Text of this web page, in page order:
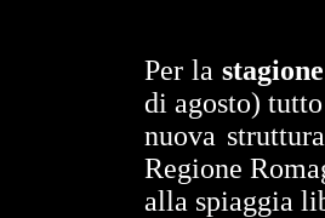
Per la
di agosto)
nuova
Regione
alla spiaggia